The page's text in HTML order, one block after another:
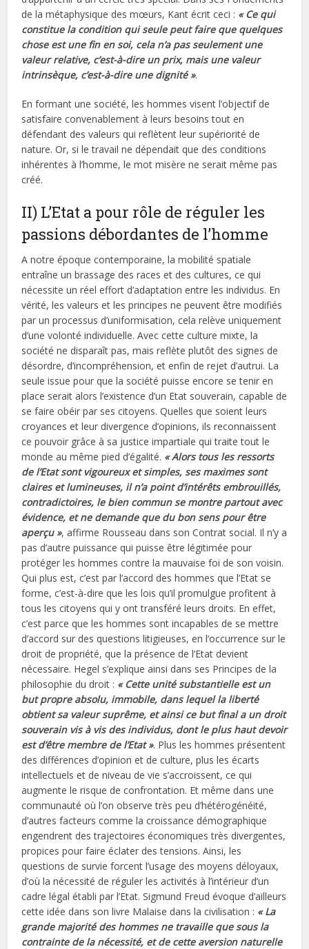
de la métaphysique des mœurs, Kant écrit ceci : « Ce qui
constitue la condition qui seule peut faire que quelques
chose est une fin en soi, cela n’a pas seulement une
valeur relative, c’est-à-dire un prix, mais une valeur
intrinsèque, c’est-à-dire une dignité ».
En formant une société, les hommes visent l’objectif de
satisfaire convenablement à leurs besoins tout en
défendant des valeurs qui reflètent leur supériorité de
nature. Or, si le travail ne dépendait que des conditions
inhérentes à l’homme, le mot misère ne serait même pas
créé.
II) L’Etat a pour rôle de réguler les
passions débordantes de l’homme
A notre époque contemporaine, la mobilité spatiale
entraîne un brassage des races et des cultures, ce qui
nécessite un réel effort d’adaptation entre les individus. En
vérité, les valeurs et les principes ne peuvent être modifiés
par un processus d’uniformisation, cela relève uniquement
d’une volonté individuelle. Avec cette culture mixte, la
société ne disparaît pas, mais reflète plutôt des signes de
désordre, d’incompréhension, et enfin de rejet d’autrui. La
seule issue pour que la société puisse encore se tenir en
place serait alors l’existence d’un Etat souverain, capable de
se faire obéir par ses citoyens. Quelles que soient leurs
croyances et leur divergence d’opinions, ils reconnaissent
ce pouvoir grâce à sa justice impartiale qui traite tout le
monde au même pied d’égalité. « Alors tous les ressorts
de l’Etat sont vigoureux et simples, ses maximes sont
claires et lumineuses, il n’a point d’intérêts embrouillés,
contradictoires, le bien commun se montre partout avec
évidence, et ne demande que du bon sens pour être
aperçu », affirme Rousseau dans son Contrat social. Il n’y a
pas d’autre puissance qui puisse être légitimée pour
protéger les hommes contre la mauvaise foi de son voisin.
Qui plus est, c’est par l’accord des hommes que l’Etat se
forme, c’est-à-dire que les lois qu’il promulgue profitent à
tous les citoyens qui y ont transféré leurs droits. En effet,
c’est parce que les hommes sont incapables de se mettre
d’accord sur des questions litigieuses, en l’occurrence sur le
droit de propriété, que la présence de l’Etat devient
nécessaire. Hegel s’explique ainsi dans ses Principes de la
philosophie du droit : « Cette unité substantielle est un
but propre absolu, immobile, dans lequel la liberté
obtient sa valeur suprême, et ainsi ce but final a un droit
souverain vis à vis des individus, dont le plus haut devoir
est d’être membre de l’Etat ». Plus les hommes présentent
des différences d’opinion et de culture, plus les écarts
intellectuels et de niveau de vie s’accroissent, ce qui
augmente le risque de confrontation. Et même dans une
communauté où l’on observe très peu d’hétérogénéité,
d’autres facteurs comme la croissance démographique
engendrent des trajectoires économiques très divergentes,
propices pour faire éclater des tensions. Ainsi, les
questions de survie forcent l’usage des moyens déloyaux,
d’où la nécessité de réguler les activités à l’intérieur d’un
cadre légal établi par l’Etat. Sigmund Freud évoque d’ailleurs
cette idée dans son livre Malaise dans la civilisation : « La
grande majorité des hommes ne travaille que sous la
contrainte de la nécessité, et de cette aversion naturelle